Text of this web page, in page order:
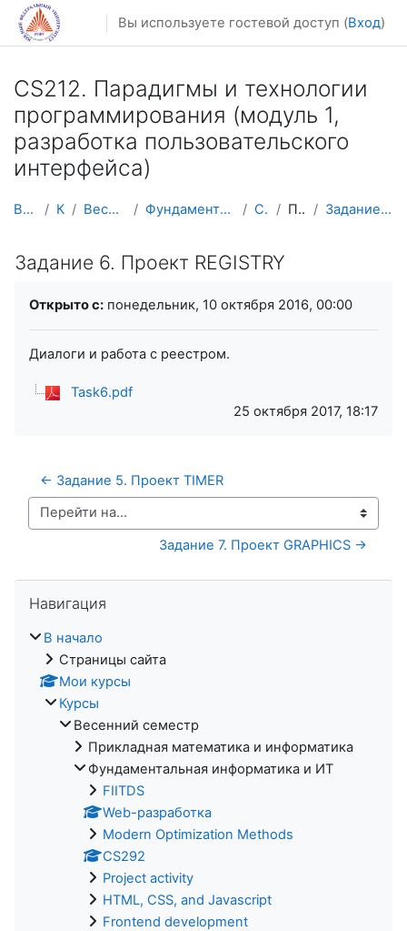
Перейти к основному содержанию
Вы используете гостевой доступ (Вход)
CS212. Парадигмы и технологии
программирования (модуль 1,
разработка пользовательского
интерфейса)
В начало Курсы Весенний семестр Фундаментальная информатика и ИТ CS212-2 Практика Задание 6. Проект REGISTRY
Задание 6. Проект REGISTRY
Открыто с: понедельник, 10 октября 2016, 00:00
Диалоги и работа с реестром.
Task6.pdf
25 октября 2017, 18:17
← Задание 5. Проект TIMER
Перейти на...
Задание 7. Проект GRAPHICS →
Навигация
В начало
Страницы сайта
Мои курсы
Курсы
Весенний семестр
Прикладная математика и информатика
Фундаментальная информатика и ИТ
FIITDS
Web-разработка
Modern Optimization Methods
CS292
Project activity
HTML, CSS, and Javascript
Frontend development